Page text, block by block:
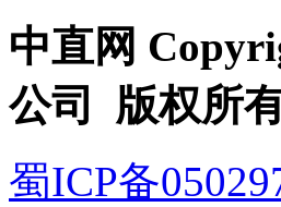
中直网
公司 版权所
蜀ICP备